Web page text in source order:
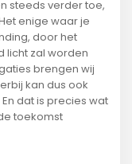
steeds verder toe,
enige waar je
door het
licht zal worden
brengen wij
kan dus ook
dat is precies wat
toekomst